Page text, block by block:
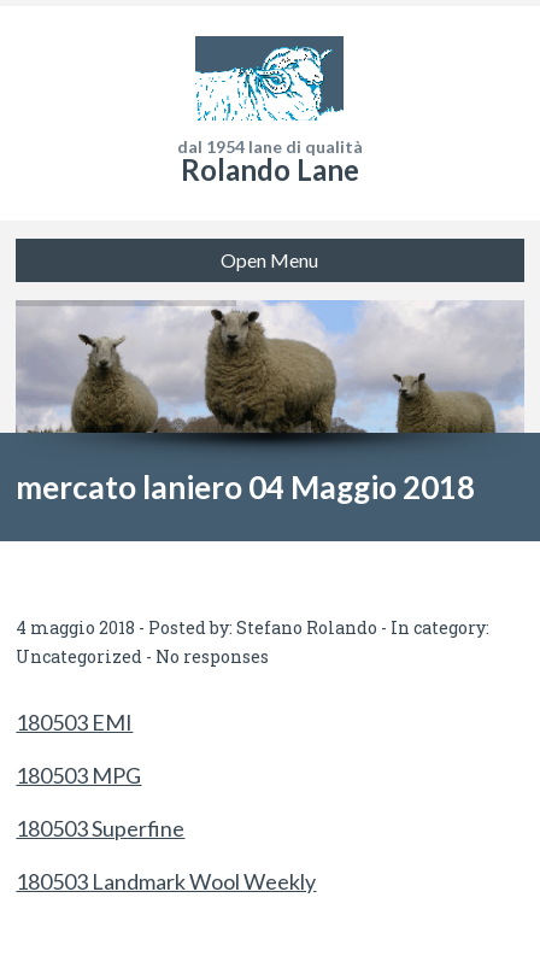
dal 1954 lane di qualità
Rolando Lane
Open Menu
mercato laniero 04 Maggio 2018
4 maggio 2018 - Posted by:Stefano Rolando - In category:
Uncategorized - No responses
180503 EMI
180503 MPG
180503 Superfine
180503 Landmark Wool Weekly